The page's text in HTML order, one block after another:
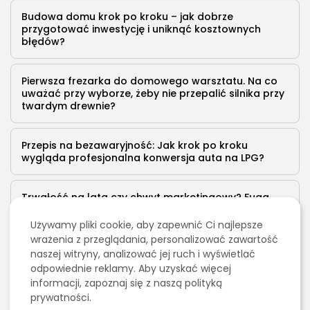
podstawowe funkcje i charakterystyka: Co to są zawory?
Zawory to elementy konstrukcyjne silnika, które kontrolują
przepływ...
Budowa domu krok po kroku – jak dobrze
przygotować inwestycję i uniknąć kosztownych
błędów?
Pierwsza frezarka do domowego warsztatu. Na co
uważać przy wyborze, żeby nie przepalić silnika przy
twardym drewnie?
Przepis na bezawaryjność: Jak krok po kroku
wygląda profesjonalna konwersja auta na LPG?
Trwałość na lata czy chwyt marketingowy? Fuga
Pozwolenie na budowę domu – jakie dokumenty są
potrzebne i jak długo trwa procedura?
Używamy pliki cookie, aby zapewnić Ci najlepsze
wrażenia z przeglądania, personalizować zawartość
naszej witryny, analizować jej ruch i wyświetlać
odpowiednie reklamy. Aby uzyskać więcej
informacji, zapoznaj się z naszą polityką
prywatności.